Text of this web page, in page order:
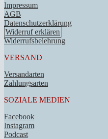
Impressum
AGB
Datenschutzerklärung
Widerruf erklären
Widerrufsbelehrung
VERSAND
Versandarten
Zahlungsarten
SOZIALE MEDIEN
Facebook
Instagram
Podcast